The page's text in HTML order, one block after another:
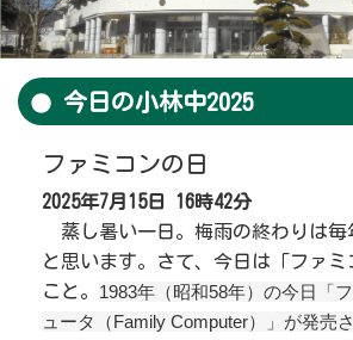
今日の小林中2025
ファミコンの日
2025年7月15日
16時42分
蒸し暑い一日。梅雨の終わりは毎
と思います。さて、今日は「ファミ
こと。 1983年（昭和58年）の今日「
ュータ（Family Computer）」が発売